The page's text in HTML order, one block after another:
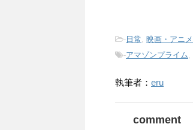
-日常 映画・アニメ
-アマゾンプライム
執筆者： eru
comment